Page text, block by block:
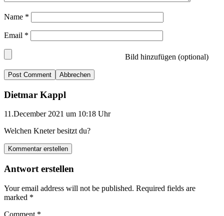
Name *
Email *
Bild hinzufügen (optional)
Abbrechen
Dietmar Kappl
11.December 2021 um 10:18 Uhr
Welchen Kneter besitzt du?
Kommentar erstellen
Antwort erstellen
Your email address will not be published. Required fields are
marked *
Comment *